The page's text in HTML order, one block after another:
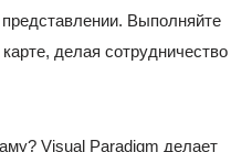
Выполняйте
делая сотрудничество
Visual Paradigm делает